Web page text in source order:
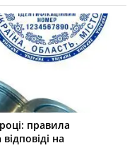
правила
на